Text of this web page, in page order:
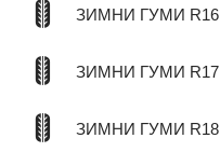
ЗИМНИ ГУМИ R16
ЗИМНИ ГУМИ R17
ЗИМНИ ГУМИ R18